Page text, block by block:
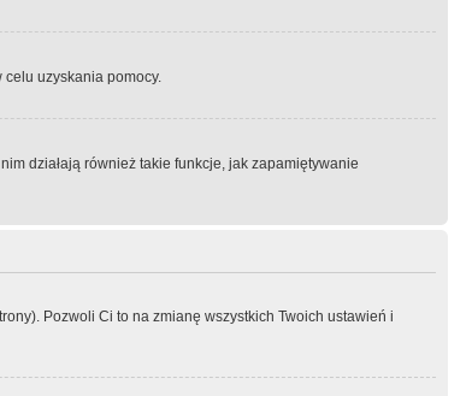
celu uzyskania pomocy.
działają również takie funkcje, jak zapamiętywanie
Pozwoli Ci to na zmianę wszystkich Twoich ustawień i